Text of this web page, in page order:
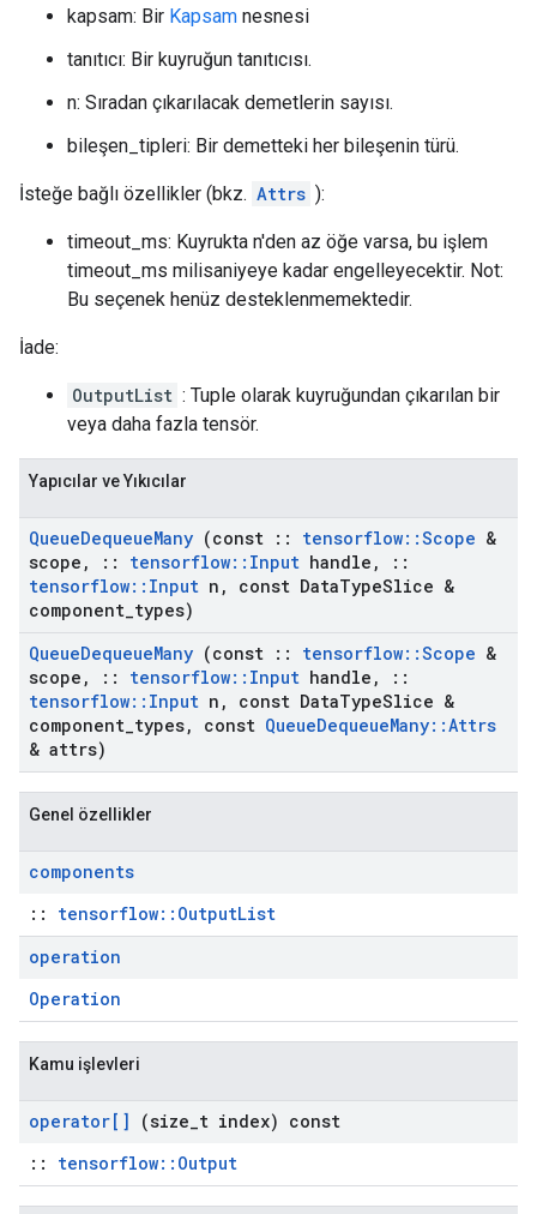
kapsam: Bir Kapsam nesnesi
tanıtıcı: Bir kuyruğun tanıtıcısı.
n: Sıradan çıkarılacak demetlerin sayısı.
bileşen_tipleri: Bir demetteki her bileşenin türü.
İsteğe bağlı özellikler (bkz. Attrs ):
timeout_ms: Kuyrukta n'den az öğe varsa, bu işlem
timeout_ms milisaniyeye kadar engelleyecektir. Not:
Bu seçenek henüz desteklenmemektedir.
İade:
OutputList : Tuple olarak kuyruğundan çıkarılan bir
veya daha fazla tensör.
Yapıcılar ve Yıkıcılar
QueueDequeueMany (const :: tensorflow::Scope &
scope , :: tensorflow:: Input handle ,
::
tensorflow:: Input n , const DataTypeSlice &
component types)
QueueDequeueMany (const :: tensorflow::Scope &
scope , :: tensorflow:: Input handle ,
::
tensorflow:: Input n , const DataTypeSlice &
component types, const QueueDequeueMany::Attrs
& attrs)
Genel özellikler
components
:: tensorflow::OutputList
operation
Operation
Kamu işlevleri
operator[] (size t index) const
:: tensorflow::Output